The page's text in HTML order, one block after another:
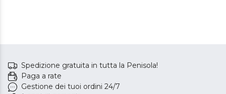
Spedizione gratuita in tutta la Penisola!
Paga a rate
Gestione dei tuoi ordini 24/7